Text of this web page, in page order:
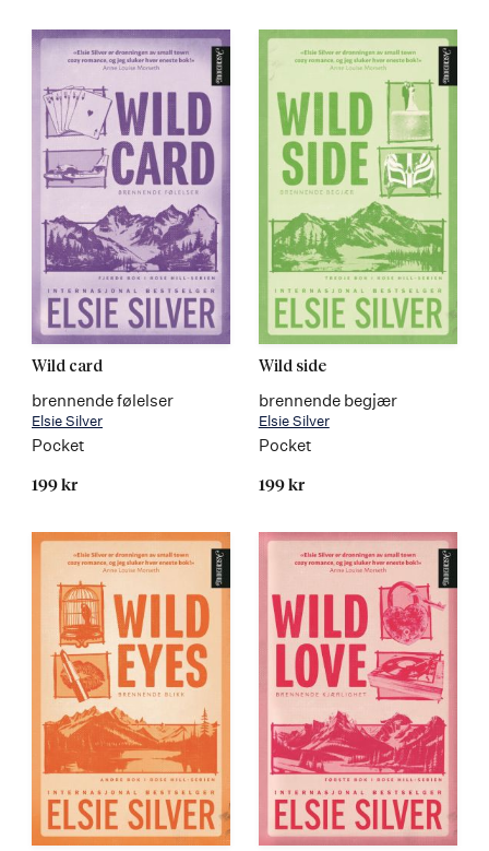
Wild card
brennende følelser
Elsie Silver
Pocket
199 kr
Wild side
brennende begjær
Elsie Silver
Pocket
199 kr